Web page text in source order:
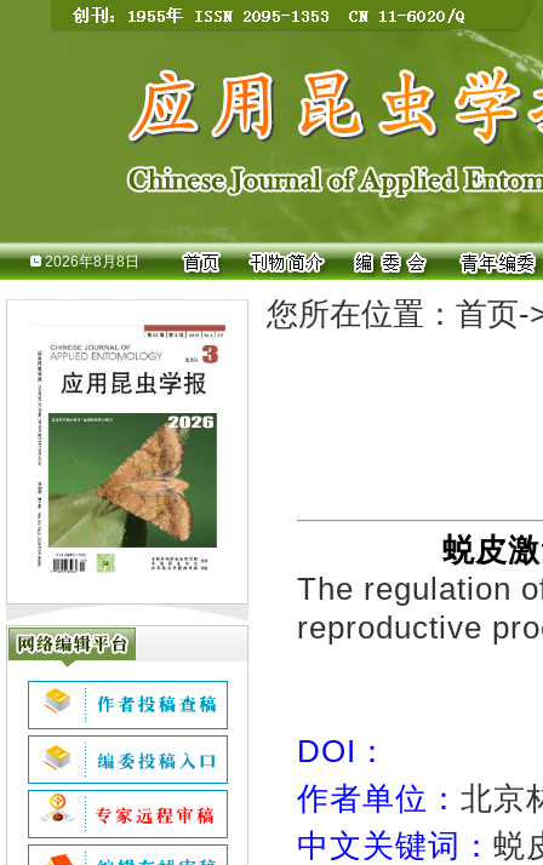
2026年8月8日
您所在位置： 首页-
蜕皮
The regulation
reproductive
DOI：
作者单位： 北京
中文关键词： 蜕